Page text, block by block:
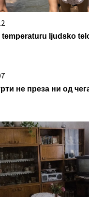
ljudsko
не преза ни од